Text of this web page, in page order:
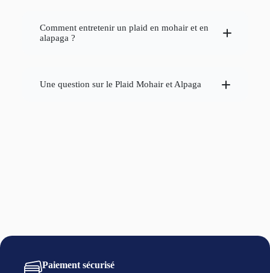
Comment entretenir un plaid en mohair et en
alapaga ?
Séchage :
Une question sur le Plaid Mohair et Alpaga
Paiement sécurisé